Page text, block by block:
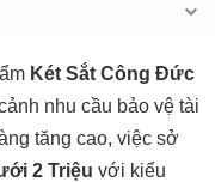
Két Sắt Công Đức
nhu cầu bảo vệ tài
tăng cao, việc sở
2 Triệu với kiểu